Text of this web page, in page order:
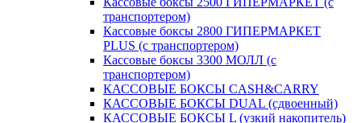
транспортером)
Кассовые боксы 2800 ГИПЕРМАРКЕТ
PLUS (с транспортером)
Кассовые боксы 3300 МОЛЛ (с
транспортером)
КАССОВЫЕ БОКСЫ CASH&CARRY
КАССОВЫЕ БОКСЫ DUAL (сдвоенный)
КАССОВЫЕ БОКСЫ L (узкий накопитель)